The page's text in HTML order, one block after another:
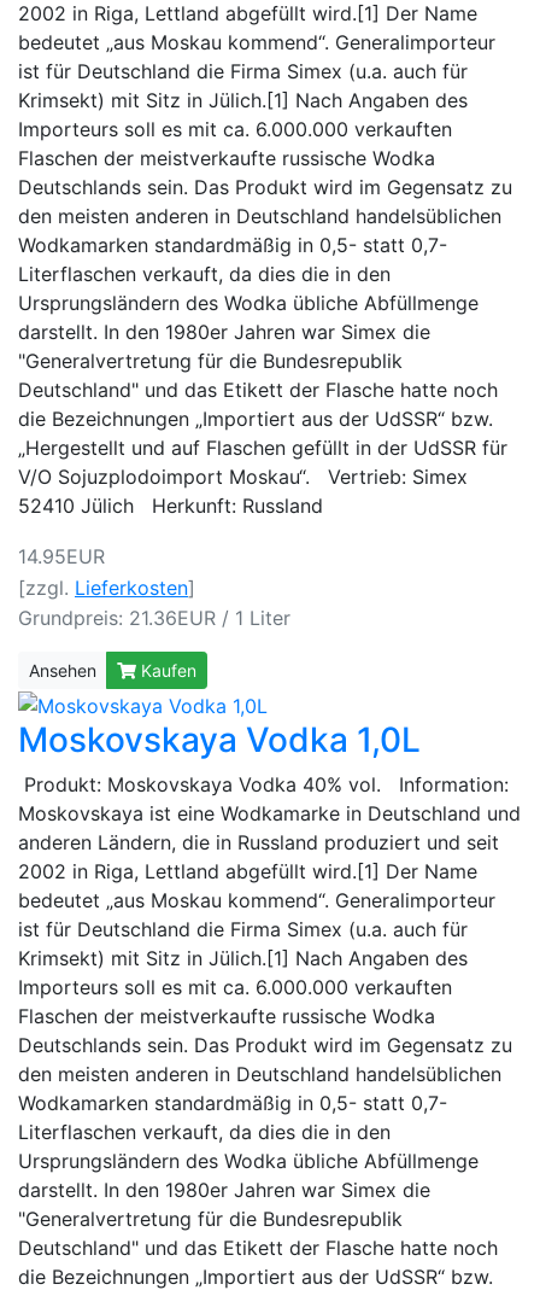
2002 in Riga, Lettland abgefüllt wird.[1] Der Name
bedeutet „aus Moskau kommend“. Generalimporteur
ist für Deutschland die Firma Simex (u.a. auch für
Krimsekt) mit Sitz in Jülich.[1] Nach Angaben des
Importeurs soll es mit ca. 6.000.000 verkauften
Flaschen der meistverkaufte russische Wodka
Deutschlands sein. Das Produkt wird im Gegensatz zu
den meisten anderen in Deutschland handelsüblichen
Wodkamarken standardmäßig in 0,5- statt 0,7-
Literflaschen verkauft, da dies die in den
Ursprungsländern des Wodka übliche Abfüllmenge
darstellt. In den 1980er Jahren war Simex die
"Generalvertretung für die Bundesrepublik
Deutschland" und das Etikett der Flasche hatte noch
die Bezeichnungen „Importiert aus der UdSSR“ bzw.
„Hergestellt und auf Flaschen gefüllt in der UdSSR für
V/O Sojuzplodoimport Moskau“. Vertrieb: Simex
52410 Jülich Herkunft: Russland
14.95EUR
[zzgl. Lieferkosten]
Grundpreis: 21.36EUR / 1 Liter
Ansehen Kaufen
Moskovskaya Vodka 1,0L
Produkt: Moskovskaya Vodka 40% vol. Information:
Moskovskaya ist eine Wodkamarke in Deutschland und
anderen Ländern, die in Russland produziert und seit
2002 in Riga, Lettland abgefüllt wird.[1] Der Name
bedeutet „aus Moskau kommend“. Generalimporteur
ist für Deutschland die Firma Simex (u.a. auch für
Krimsekt) mit Sitz in Jülich.[1] Nach Angaben des
Importeurs soll es mit ca. 6.000.000 verkauften
Flaschen der meistverkaufte russische Wodka
Deutschlands sein. Das Produkt wird im Gegensatz zu
den meisten anderen in Deutschland handelsüblichen
Wodkamarken standardmäßig in 0,5- statt 0,7-
Literflaschen verkauft, da dies die in den
Ursprungsländern des Wodka übliche Abfüllmenge
darstellt. In den 1980er Jahren war Simex die
"Generalvertretung für die Bundesrepublik
Deutschland" und das Etikett der Flasche hatte noch
die Bezeichnungen „Importiert aus der UdSSR“ bzw.